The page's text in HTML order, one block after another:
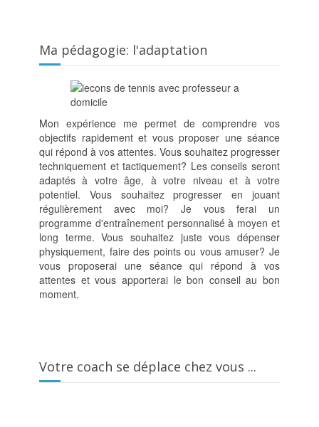
Ma pédagogie: l'adaptation
Mon expérience me permet de comprendre vos
objectifs rapidement et vous proposer une séance
qui répond à vos attentes. Vous souhaitez progresser
techniquement et tactiquement? Les conseils seront
adaptés à votre âge, à votre niveau et à votre
potentiel. Vous souhaitez progresser en jouant
régulièrement avec moi? Je vous ferai un
programme d'entraînement personnalisé à moyen et
long terme. Vous souhaitez juste vous dépenser
physiquement, faire des points ou vous amuser? Je
vous proposerai une séance qui répond à vos
attentes et vous apporterai le bon conseil au bon
moment.
Votre coach se déplace chez vous ...